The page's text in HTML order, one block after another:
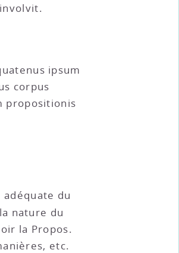
ipsum
corpus
propositionis
adéquate du
nature du
la Propos.
etc.